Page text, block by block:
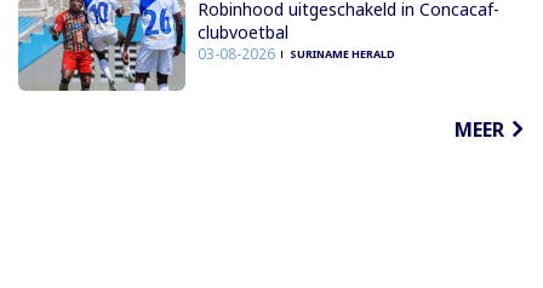
Robinhood uitgeschakeld in Concacaf-
clubvoetbal
03-08-2026 SURINAME HERALD
MEER